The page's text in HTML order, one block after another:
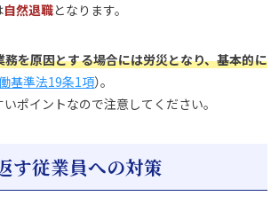
自然退職となります。
務を原因とする場合には労災となり、基本的に
基準法19条1項）。
ポイントなので注意してください。
す従業員への対策